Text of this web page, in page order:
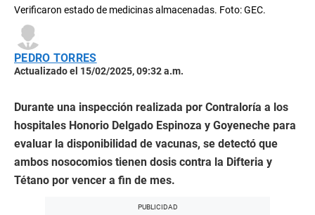
Verificaron estado de medicinas almacenadas. Foto: GEC.
PEDRO TORRES
Actualizado el 15/02/2025, 09:32 a.m.
Durante una inspección realizada por Contraloría a los
hospitales Honorio Delgado Espinoza y Goyeneche para
evaluar la disponibilidad de vacunas, se detectó que
ambos nosocomios tienen dosis contra la Difteria y
Tétano por vencer a fin de mes.